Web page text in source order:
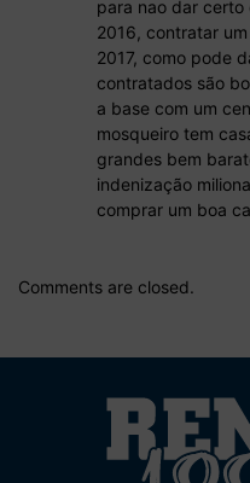
para nao dar certo
2016, contratar
2017, como pode
contratados são
a base com um
mosqueiro tem
grandes bem
indenização
comprar um boa
Comments are closed.